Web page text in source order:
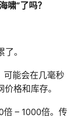
啸”了吗？
。
可能会在几毫秒
格和库存。
倍 – 1000倍。传